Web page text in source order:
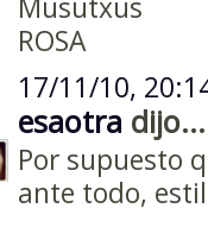
Musutxus
ROSA
17/11/10,
esaotra dijo...
Por supuesto
ante todo,